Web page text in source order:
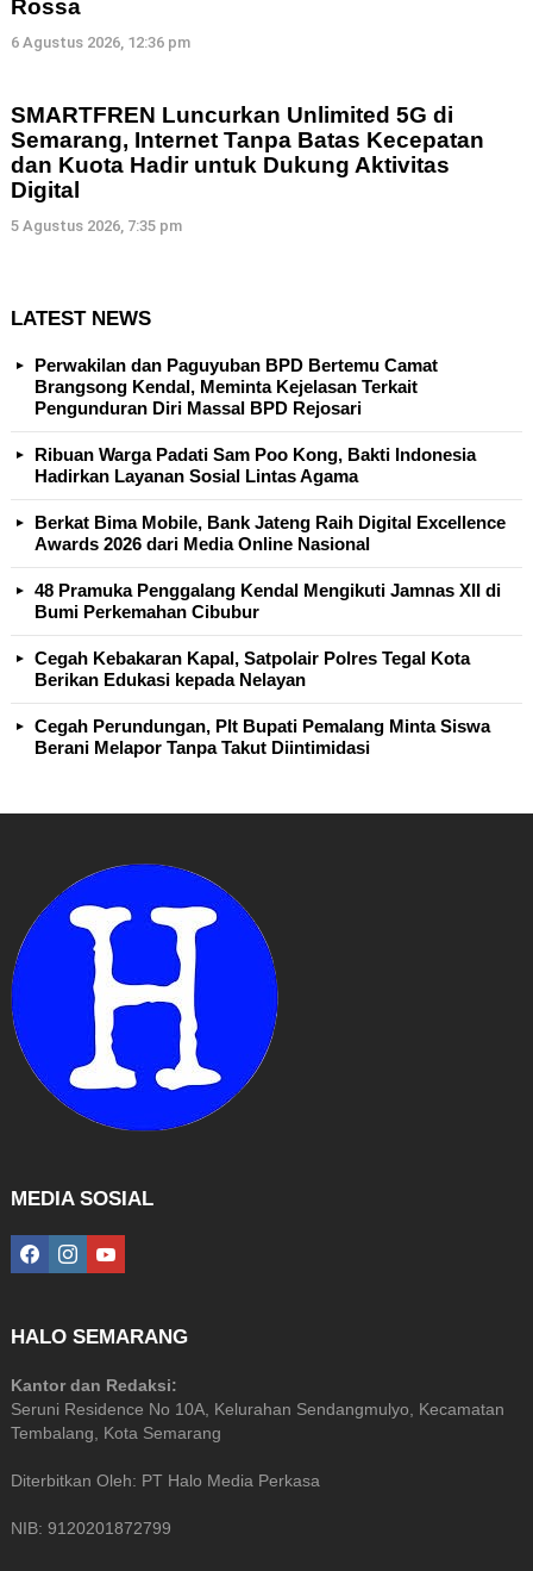
Rossa
6 Agustus 2026, 12:36 pm
SMARTFREN Luncurkan Unlimited 5G di
Semarang, Internet Tanpa Batas Kecepatan
dan Kuota Hadir untuk Dukung Aktivitas
Digital
5 Agustus 2026, 7:35 pm
LATEST NEWS
Perwakilan dan Paguyuban BPD Bertemu Camat
Brangsong Kendal, Meminta Kejelasan Terkait
Pengunduran Diri Massal BPD Rejosari
Ribuan Warga Padati Sam Poo Kong, Bakti Indonesia
Hadirkan Layanan Sosial Lintas Agama
Berkat Bima Mobile, Bank Jateng Raih Digital Excellence
Awards 2026 dari Media Online Nasional
48 Pramuka Penggalang Kendal Mengikuti Jamnas XII di
Bumi Perkemahan Cibubur
Cegah Kebakaran Kapal, Satpolair Polres Tegal Kota
Berikan Edukasi kepada Nelayan
Cegah Perundungan, Plt Bupati Pemalang Minta Siswa
Berani Melapor Tanpa Takut Diintimidasi
MEDIA SOSIAL
facebookinstagramyoutube
HALO SEMARANG
Kantor dan Redaksi:
Seruni Residence No 10A, Kelurahan Sendangmulyo, Kecamatan
Tembalang, Kota Semarang
Diterbitkan Oleh: PT Halo Media Perkasa
NIB: 9120201872799